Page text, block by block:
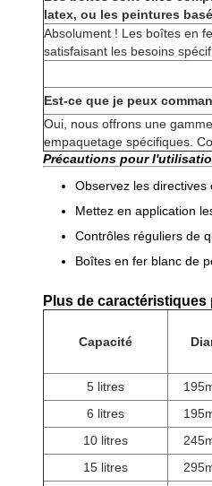
latex, ou les peintures
Absolument ! Les boîtes en
satisfaisant les besoins
Est-ce que je peux
Oui, nous offrons une
empaquetage spécifiques.
Précautions pour
Observez les directives
Mettez en application
Contrôles réguliers de
Boîtes en fer blanc de
Plus de
Capacité
5 litres
6 litres
10 litres
15 litres